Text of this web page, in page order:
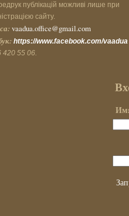
публікацій можливі лише при
сайту.
vaadua.office@gmail.com
https://www.facebook.com/vaadua
420 55 06.